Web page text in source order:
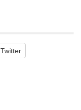
Twitter